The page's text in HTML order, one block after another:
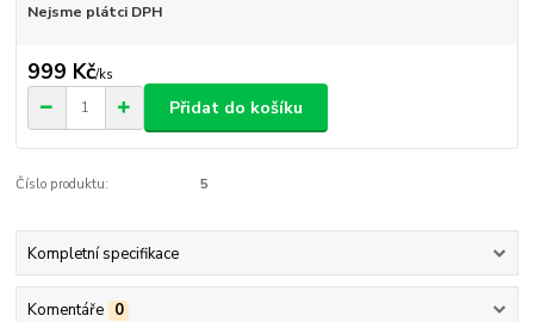
Nejsme plátci DPH
999 Kč/ks
Přidat do košíku
Číslo produktu: 5
Kompletní specifikace
Komentáře 0